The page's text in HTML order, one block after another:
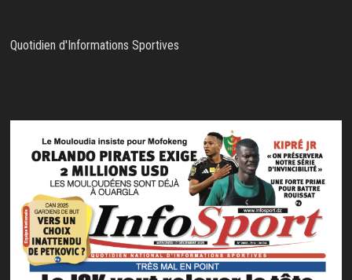
Quotidien d'Informations Sportives